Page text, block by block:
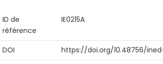
ID de
référence
IE0215A
DOI
https://doi.org/10.48756/